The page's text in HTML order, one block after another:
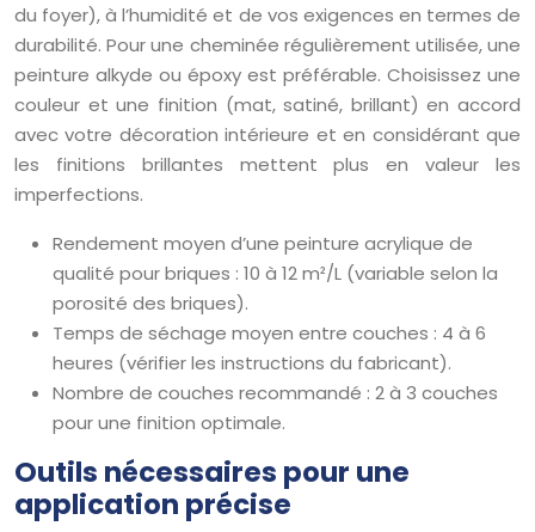
du foyer), à l’humidité et de vos exigences en termes de
durabilité. Pour une cheminée régulièrement utilisée, une
peinture alkyde ou époxy est préférable. Choisissez une
couleur et une finition (mat, satiné, brillant) en accord
avec votre décoration intérieure et en considérant que
les finitions brillantes mettent plus en valeur les
imperfections.
Rendement moyen d’une peinture acrylique de
qualité pour briques : 10 à 12 m²/L (variable selon la
porosité des briques).
Temps de séchage moyen entre couches : 4 à 6
heures (vérifier les instructions du fabricant).
Nombre de couches recommandé : 2 à 3 couches
pour une finition optimale.
Outils nécessaires pour une
application précise